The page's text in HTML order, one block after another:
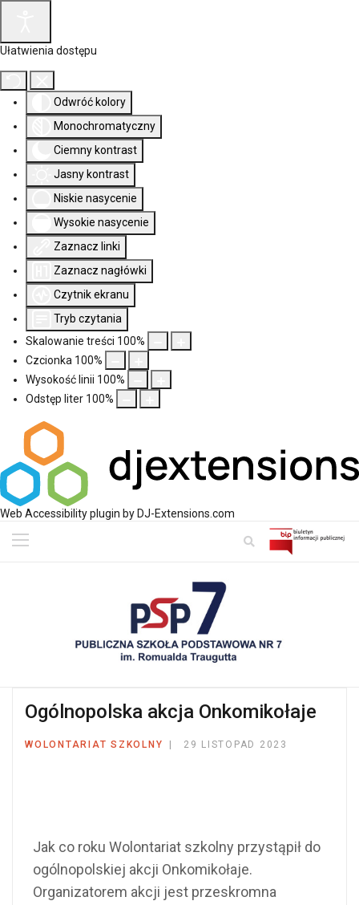
Ułatwienia dostępu
Odwróć kolory
Monochromatyczny
Ciemny kontrast
Jasny kontrast
Niskie nasycenie
Wysokie nasycenie
Zaznacz linki
Zaznacz nagłówki
Czytnik ekranu
Tryb czytania
Skalowanie treści 100%
Czcionka 100%
Wysokość linii 100%
Odstęp liter 100%
Web Accessibility plugin by DJ-Extensions.com
Ogólnopolska akcja Onkomikołaje
WOLONTARIAT SZKOLNY 29 LISTOPAD 2023
Jak co roku Wolontariat szkolny przystąpił do
ogólnopolskiej akcji Onkomikołaje.
Organizatorem akcji jest przeskromna